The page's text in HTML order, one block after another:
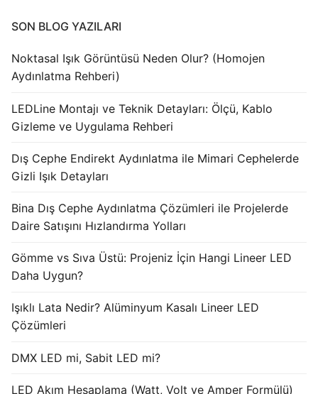
Ultra İnce Lineer Aydınlatma
Yarı Mamül Ürünler
Sabit Gerilim Şerit LED
Sabit Gerilim Çubuk LED
LED Profilleri
Alüminyum LED Profilleri
Işık Kontrol Sistemleri
SON BLOG YAZILARI
Noktasal Işık Görüntüsü Neden Olur? (Homojen
Aydınlatma Rehberi)
LEDLine Montajı ve Teknik Detayları: Ölçü, Kablo
Gizleme ve Uygulama Rehberi
Dış Cephe Endirekt Aydınlatma ile Mimari Cephelerde
Gizli Işık Detayları
Bina Dış Cephe Aydınlatma Çözümleri ile Projelerde
Daire Satışını Hızlandırma Yolları
Gömme vs Sıva Üstü: Projeniz İçin Hangi Lineer LED
Daha Uygun?
Işıklı Lata Nedir? Alüminyum Kasalı Lineer LED
Çözümleri
DMX LED mi, Sabit LED mi?
LED Akım Hesaplama (Watt, Volt ve Amper Formülü)